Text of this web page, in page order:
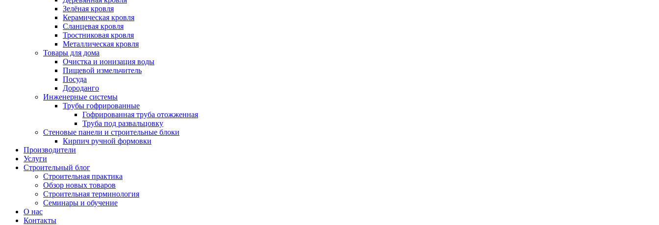
Зелёная кровля
Керамическая кровля
Сланцевая кровля
Тростниковая кровля
Металлическая кровля
Товары для дома
Очистка и ионизация воды
Пищевой измельчитель
Посуда
Дороданго
Инженерные системы
Трубы гофрированные
Гофрированная труба отожженная
Труба под развальцовку
Стеновые панели и строительные блоки
Кирпич ручной формовки
Производители
Услуги
Строительный блог
Строительная практика
Обзор новых товаров
Строительная терминология
Семинары и обучение
О нас
Контакты